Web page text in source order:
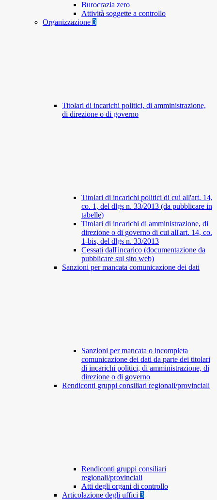
Burocrazia zero
Attività soggette a controllo
Organizzazione 3
Titolari di incarichi politici, di amministrazione,
di direzione o di governo
Titolari di incarichi politici di cui all'art. 14,
co. 1, del dlgs n. 33/2013 (da pubblicare in
tabelle)
Titolari di incarichi di amministrazione, di
direzione o di governo di cui all'art. 14, co.
1-bis, del dlgs n. 33/2013
Cessati dall'incarico (documentazione da
pubblicare sul sito web)
Sanzioni per mancata comunicazione dei dati
Sanzioni per mancata o incompleta
comunicazione dei dati da parte dei titolari
di incarichi politici, di amministrazione, di
direzione o di governo
Rendiconti gruppi consiliari regionali/provinciali
Rendiconti gruppi consiliari
regionali/provinciali
Atti degli organi di controllo
Articolazione degli uffici 3